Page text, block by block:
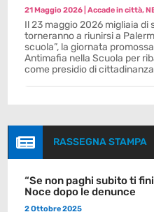
21 Maggio 2026 |Accade in città,
Il 23 maggio 2026 migliaia
torneranno a riunirsi a
scuola”, la giornata
Antimafia nella Scuola per
come presidio di
 RASSEGNA STAMPA
“Se non paghi subito ti
Noce dopo le denunce
2 Ottobre 2025